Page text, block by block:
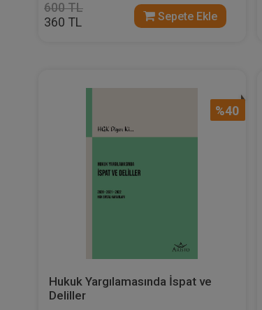
600 TL
360 TL Sepete Ekle
%40
Hukuk Yargılamasında İspat ve
Deliller